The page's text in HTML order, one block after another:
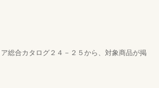
総合カタログ２４－２５から、対象商品が掲